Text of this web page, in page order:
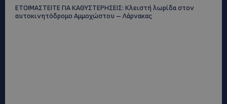
ΕΤΟΙΜΑΣΤΕΙΤΕ ΓΙΑ ΚΑΘΥΣΤΕΡΗΣΕΙΣ: Κλειστή λωρίδα στον
αυτοκινητόδρομο Αμμοχώστου – Λάρνακας